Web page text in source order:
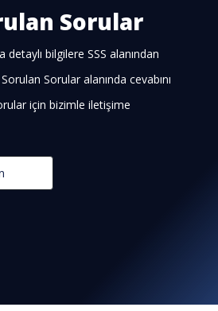
Sorular
detaylı bilgilere SSS alanından
Sorular alanında cevabını
için bizimle iletişime